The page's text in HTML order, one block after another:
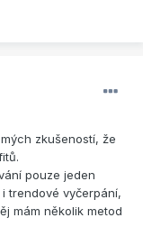
zkušeností, že
pouze jeden
trendové vyčerpání,
mám několik metod